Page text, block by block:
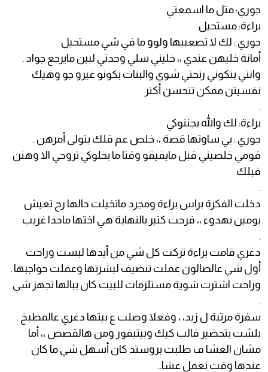
جوري: متل ما اسمعتي
براءة: مستحيل
جوري : لك لا تصعبيها ولوو ما في شي مستحيل
أمانة خليهن عندي ،، خليني سلي وحدتي لبين مايرجع جواد .
وانتي بتكوني رتحتي شوي والبنات بكونو غيرو جو وهيك
نفسيتن ممكن تتحسن أكتر
.
براءة: لك والله بجننوكي
جوري : يي ساوتها قصة ،، خلص عم قلك بتولى أمرهن .
قومي خلصيني قبل مايفيقو وقتا ما بخلوكي تروحي الا وهنن
قبلك
.
دخلت الفكرة براس براءة ومجرد ماتخيلت حالها رح تعيش
يومين بهدوء ،، فرحت كتير بالنهاية هي اختها ماحدا غريب
.
دغري قامت براءة تركت كل شي من أيدها لبست وراحت
أول شي عالصالون عملت تنضيف لبشرتها وعملت حواجبها .
وراحت اشترت شوية مستلزمات للبيت كان ببالها تجهز شي
.
سفرة مرتبة ل زيد، ، وفعلا وصلت ع بيتها دغري عالمطبخ .
بلشت بتحضير قالب كيك وبيتيفور ومن هالقصص ،، أما
مشان العشا ف طلبت بروستد كان أسهل شي ما كان
عندها وقت تعمل عشا..